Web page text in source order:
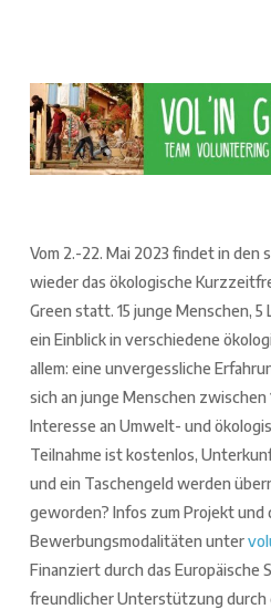
Vom 2.-22. Mai 2023 findet in den
wieder das ökologische
Green statt. 15 junge Menschen,
ein Einblick in verschiedene
allem: eine unvergessliche
sich an junge Menschen zwischen
Interesse an Umwelt- und
Teilnahme ist kostenlos,
und ein Taschengeld werden
geworden? Infos zum Projekt und
Bewerbungsmodalitäten unter
Finanziert durch das Europäische
freundlicher Unterstützung durch